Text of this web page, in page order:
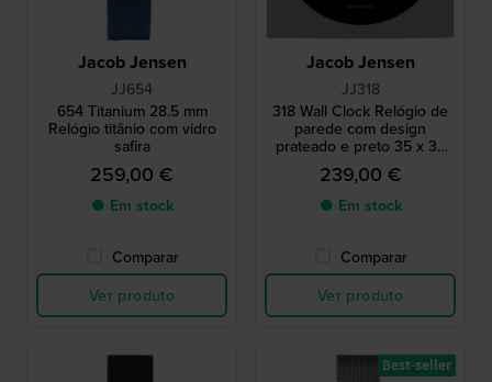
Jacob Jensen
JJ654
654 Titanium 28.5 mm
Relógio titânio com vidro
safira
259,00 €
● Em stock
Comparar
Ver produto
Jacob Jensen
JJ318
318 Wall Clock Relógio de
parede com design
prateado e preto 35 x 35
cm
239,00 €
● Em stock
Comparar
Ver produto
Best-seller